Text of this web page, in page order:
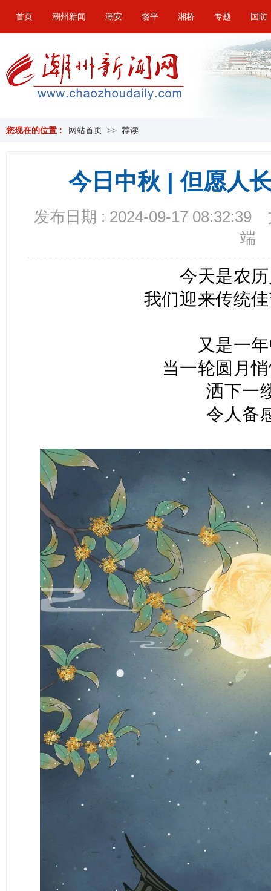
首页 潮州新闻 潮安 饶平 湘桥 专题 国防
您现在的位置 : 网站首页 >> 荐读
今日中秋 | 但愿人
发布日期 : 2024-09-17 08:32:39
端
今天是农
我们迎来传统
又是一
当一轮圆月
洒下一
令人备